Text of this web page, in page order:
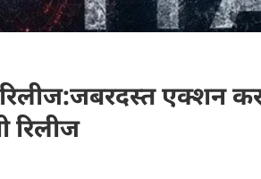
रिलीज:जबरदस्त एक्शन
रिलीज